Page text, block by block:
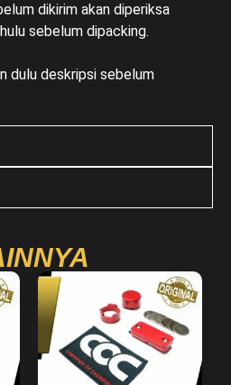
dikirim akan diperiksa
sebelum dipacking.
dulu deskripsi sebelum